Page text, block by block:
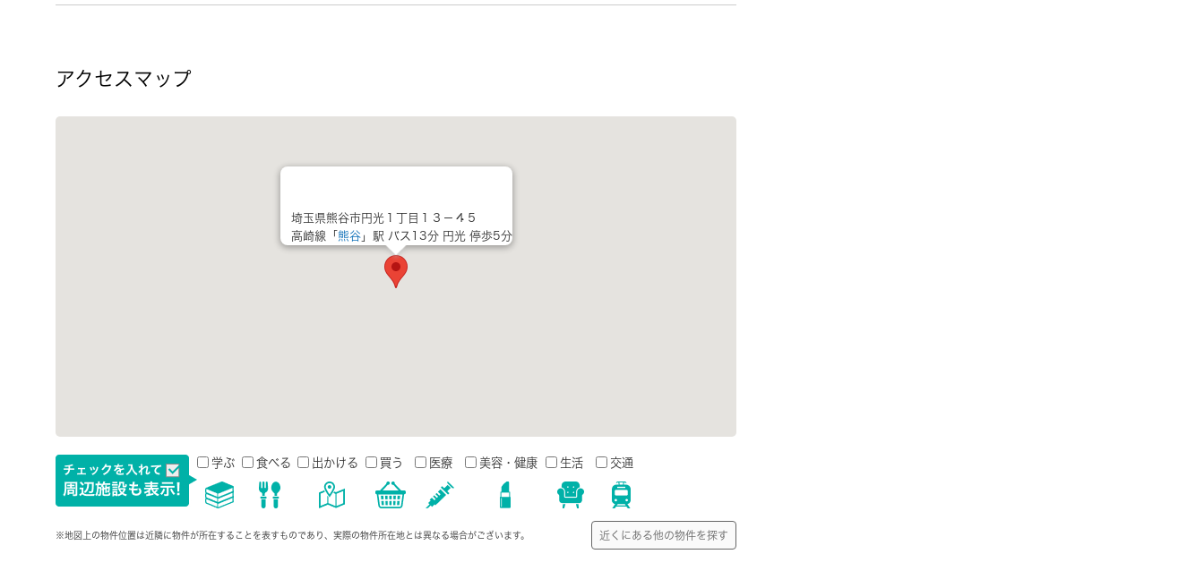
アクセスマップ
埼玉県熊谷市円光１丁目１３－４５
高崎線「 熊谷」駅 バス13分 円光 停歩5分
学ぶ 食べる 出かける 買う 医療 美容・健康 生活 交通
※地図上の物件位置は近隣に物件が所在することを表すものであり、実際の物件所在地とは異なる場合がございます。 近くにある他の物件を探す